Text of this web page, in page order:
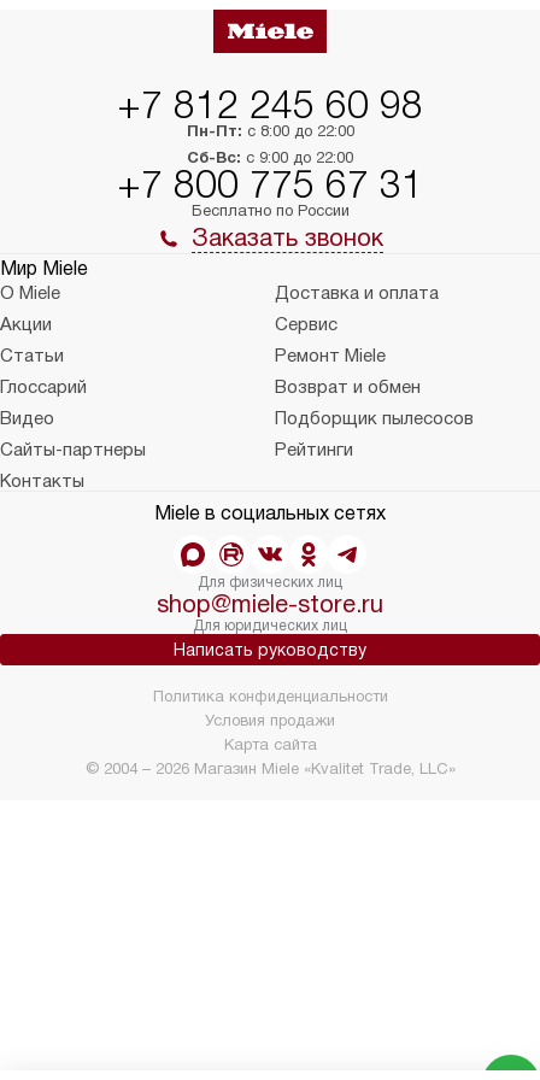
+7 812 245 60 98
Пн-Пт: с 8:00 до 22:00
Сб-Вс: с 9:00 до 22:00
+7 800 775 67 31
Бесплатно по России
Заказать звонок
Мир Miele
О Miele
Доставка и оплата
Акции
Сервис
Статьи
Ремонт Miele
Глоссарий
Возврат и обмен
Видео
Подборщик пылесосов
Сайты-партнеры
Рейтинги
Контакты
Miele в социальных сетях
Для физических лиц
shop@miele-store.ru
Для юридических лиц
Написать руководству
© 2004 – 2026 Магазин Miele «Kvalitet Trade, LLC»
Политика конфиденциальности
Условия продажи
Карта сайта